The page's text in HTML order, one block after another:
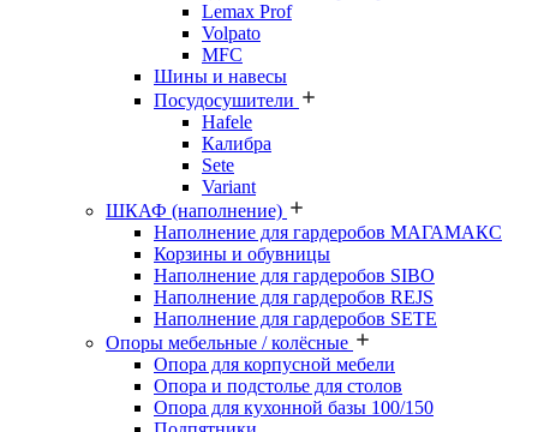
Lemax Prof
Volpato
MFC
Шины и навесы
Посудосушители
Hafele
Калибра
Sete
Variant
ШКАФ (наполнение)
Наполнение для гардеробов МАГАМАКС
Корзины и обувницы
Наполнение для гардеробов SIBO
Наполнение для гардеробов REJS
Наполнение для гардеробов SETE
Опоры мебельные / колёсные
Опора для корпусной мебели
Опора и подстолье для столов
Опора для кухонной базы 100/150